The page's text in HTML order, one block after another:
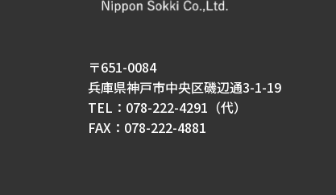
〒651-0084
兵庫県神戸市中央区磯辺通3-1-19
TEL：078-222-4291（代）
FAX：078-222-4881